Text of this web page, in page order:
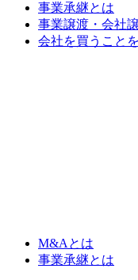
事業承継とは
事業譲渡・会社
会社を買うこと
M&Aとは
事業承継とは